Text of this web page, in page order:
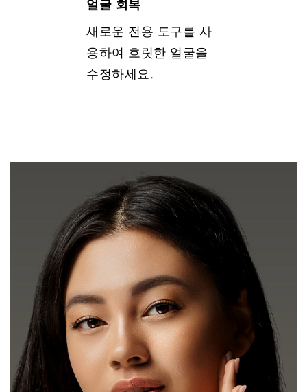
얼굴 회복
새로운 전용 도구를 사
용하여 흐릿한 얼굴을
수정하세요.